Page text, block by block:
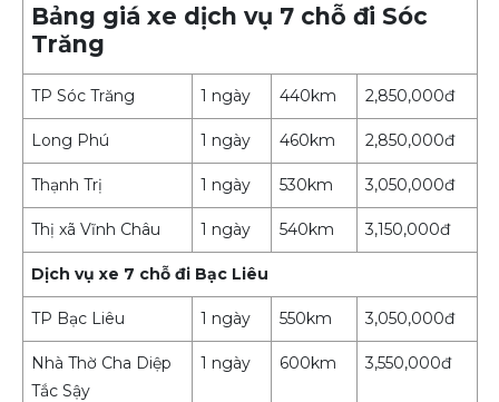
Bảng giá xe dịch vụ 7 chỗ đi Sóc
Trăng
TP Sóc Trăng 1 ngày 440km 2,850,000đ
Long Phú 1 ngày 460km 2,850,000đ
Thạnh Trị 1 ngày 530km 3,050,000đ
Thị xã Vĩnh Châu 1 ngày 540km 3,150,000đ
Dịch vụ xe 7 chỗ đi Bạc Liêu
TP Bạc Liêu 1 ngày 550km 3,050,000đ
Nhà Thờ Cha Diệp
Tắc Sậy
1 ngày 600km 3,550,000đ